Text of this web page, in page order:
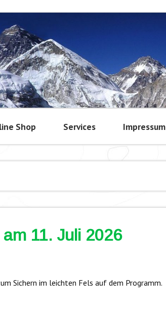
Shop Services Impressum
11. Juli 2026
Sichern im leichten Fels auf dem Programm.